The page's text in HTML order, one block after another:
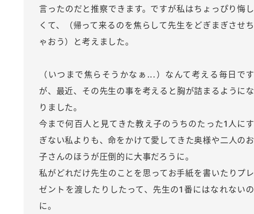
言ったのだと推察できます。ですが私はちょっぴり悔し
くて、（帰って来るのを焦らして先生をどぎまぎさせち
ゃおう）と考えました。
（いつまで焦らそうかなぁ...）なんて考える毎日です
が、最近、その先生の事を考えると胸が詰まるようにな
りました。
今まで何百人と見てきた教え子のうちのたった1人にす
ぎない私よりも、命をかけて愛してきた奥様や二人のお
子さんのほうが圧倒的に大事だろうに。
私がどれだけ先生のことを思ってお手紙を書いたりプレ
ゼントを渡したりしたって、先生の1番にはなれないの
に。